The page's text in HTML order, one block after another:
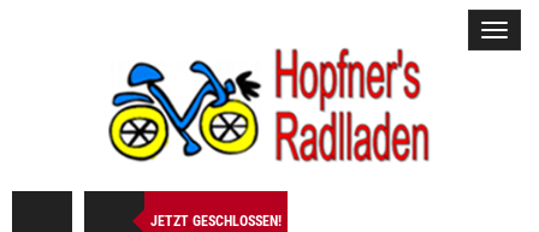
JETZT GESCHLOSSEN!